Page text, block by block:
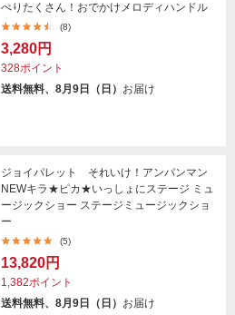
べりたくさん！おでかけメロディハンドル
(8)
3,280円
328ポイント
送料無料、8月9日（日） お届け
ジョイパレット それいけ！アンパンマン
NEWキラ★ピカ★いっしょにステージ ミュ
ージックショー ステージミュージックショ
ー
(5)
13,820円
1,382ポイント
送料無料、8月9日（日） お届け